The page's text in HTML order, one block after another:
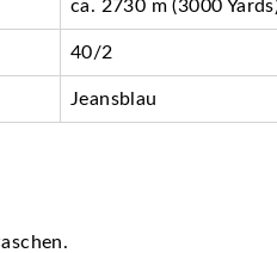
ca. 2730 m (3000
40/2
Jeansblau